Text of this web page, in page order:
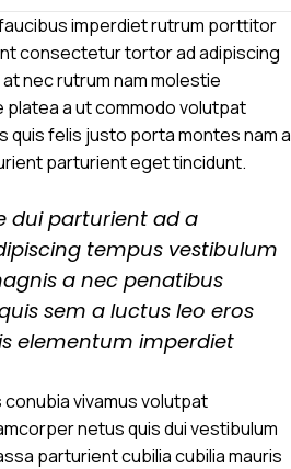
imperdiet rutrum porttitor
consectetur tortor ad adipiscing
nec rutrum nam molestie
a ut commodo volutpat
quis felis justo porta montes nam a
parturient eget tincidunt.
dui parturient ad a
tempus vestibulum
a nec penatibus
sem a luctus leo eros
elementum imperdiet
vivamus volutpat
netus quis dui vestibulum
parturient cubilia cubilia mauris